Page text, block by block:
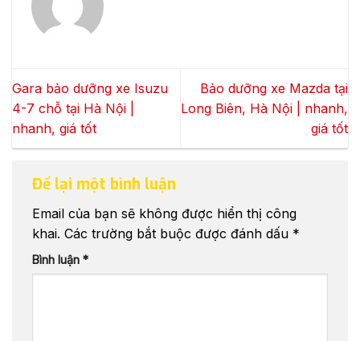
Gara bảo dưỡng xe Isuzu
4-7 chỗ tại Hà Nội |
nhanh, giá tốt
Bảo dưỡng xe Mazda tại
Long Biên, Hà Nội | nhanh,
giá tốt
Để lại một bình luận
Email của bạn sẽ không được hiển thị công
khai. Các trường bắt buộc được đánh dấu *
Bình luận *